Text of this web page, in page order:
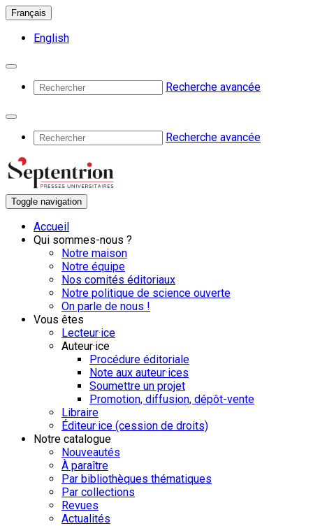
Français
English
Recherche avancée
Recherche avancée
Toggle navigation
Accueil
Qui sommes-nous ?
Notre maison
Notre équipe
Nos comités éditoriaux
Notre politique de science ouverte
On parle de nous !
Vous êtes
Lecteur·ice
Auteur·ice
Procédure éditoriale
Note aux auteur·ices
Soumettre un projet
Promotion, diffusion, dépôt-vente
Libraire
Éditeur·ice (cession de droits)
Notre catalogue
Nouveautés
À paraître
Par bibliothèques thématiques
Par collections
Revues
Actualités